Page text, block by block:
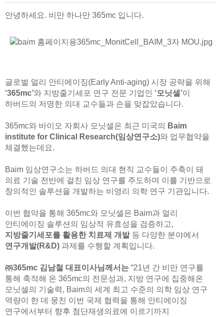
안녕하세요. 비만 하나만 365mc 입니다.
글로벌 얼리 안티에이징(Early Anti-aging) 시장 공략을 위해
‘365mc’와 지방줄기세포 연구 전문 기업인 ‘모닛셀’이
하버드의 저명한 의대 교수들과 손을 맞잡았습니다.
365mc와 바이오 자회사 모닛셀은 최근 미국의
Baim
institute for Clinical Research(임상연구소)와 업무협약을
체결했는데요.
Baim 임상연구소는 하버드 의대 현직 교수들이 주축이 돼
의료 기술 전반에 걸친 임상 연구를 주도하며 이를 기반으로
창의적인 솔루션을 개발하는 비영리 의학 연구 기관입니다.
이번 협약을 통해 365mc와 모닛셀은 Baim과 얼리
안티에이징 솔루션의 임상적 유효성을 검증하고,
지방줄기세포를 활용한 치료제 개발등 다양한 분야에서
연구개발(R&D) 과제를 수행할 계획입니다.
㈜365mc 김남철 대표이사님께서는 “21년 간 비만 연구를
통해 축적해 온 365mc의 전문성과, 지방 연구에 집중해온
모닛셀의 기술력, Baim의 세계 최고 수준의 의학 임상 연구
역량이 한 데 뭉친 이번 국제 협력을 통해 안티에이징
연구에서부터 향후 첨단재생의료에 이르기까지